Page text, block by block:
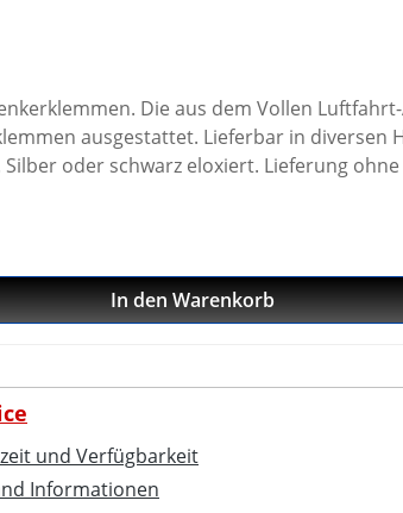
Die aus dem Vollen
Lieferbar in diversen Höhen von 10 bis
oder schwarz eloxiert. Lieferung ohne
In den Warenkorb
und Verfügbarkeit
Informationen